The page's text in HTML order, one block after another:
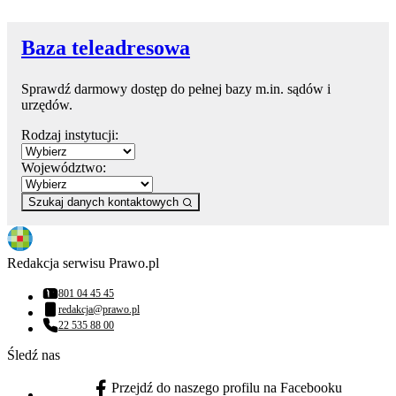
Baza teleadresowa
Sprawdź darmowy dostęp do pełnej bazy m.in. sądów i
urzędów.
Rodzaj instytucji:
Województwo:
Szukaj danych kontaktowych
Redakcja serwisu Prawo.pl
Numer telefonu:
801 04 45 45
Adres email:
redakcja@prawo.pl
Numer telefonu:
22 535 88 00
Śledź nas
Przejdź do naszego profilu na Facebooku